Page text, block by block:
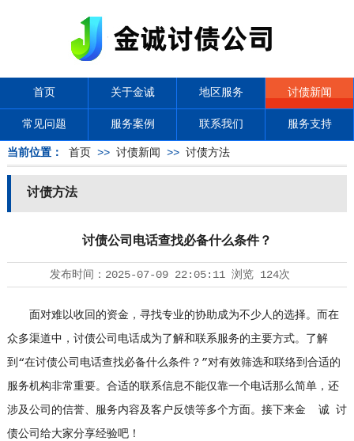
首页 关于金诚 地区服务 讨债新闻
常见问题 服务案例 联系我们 服务支持
当前位置： 首页 >> 讨债新闻 >> 讨债方法
讨债方法
讨债公司电话查找必备什么条件？
发布时间： 2025-07-09 22:05:11浏览 124次
面对难以收回的资金，寻找专业的协助成为不少人的选择。而在
众多渠道中， 讨债公司 电话成为了解和联系服务的主要方式。了解
到“在讨债公司电话查找必备什么条件？”对有效筛选和联络到合适的
服务机构非常重要。合适的联系信息不能仅靠一个电话那么简单，还
涉及公司的信誉、服务内容及客户反馈等多个方面。接下来金 诚 讨
债公司给大家分享经验吧！